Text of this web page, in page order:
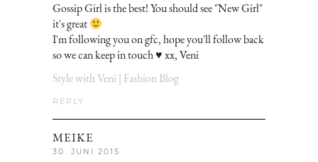
Gossip Girl is the best! You should see "New Girl"
it's great
I'm following you on gfc, hope you'll follow back
so we can keep in touch ♥ xx, Veni
Style with Veni | Fashion Blog
REPLY
MEIKE
30. JUNI 2015